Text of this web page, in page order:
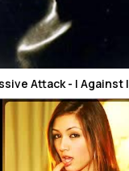
Attack - I Against I